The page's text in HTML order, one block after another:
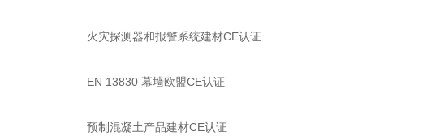
火灾探测器和报警系统建材CE认证
EN 13830 幕墙欧盟CE认证
预制混凝土产品建材CE认证